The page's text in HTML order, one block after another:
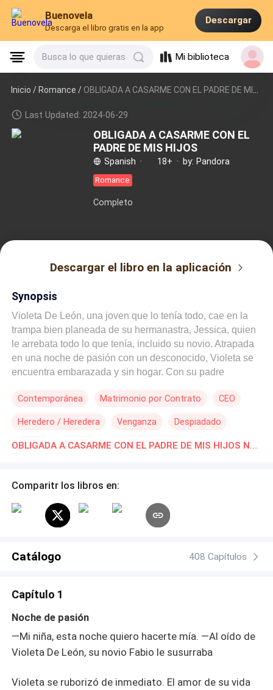
Buenovela
Descarga el libro gratis en la app
Descargar
Busca lo que quieras Mi biblioteca
Inicio /Romance / OBLIGADA A CASARME CON EL PADRE DE MIS HIJOS
Last Updated: 2024-06-29
OBLIGADA A CASARME CON EL
PADRE DE MIS HIJOS
Spanish · 18+ · by: Pandora
Romance
Completo
Descargar el libro en la aplicación
Synopsis
Violeta De León, una joven que lo tenía todo, cae en la
trampa bien planeada de su hermanastra, Jessica, quien
le arrebata todo lo que tenía, incluido su novio. Atrapada
en una noche de pasión con un desconocido, Violeta se
encuentra embarazada y sin hogar. Con su padre
vida y convertirse en otra mujer. Mientras tanto, Danilo
pudo olvidarla y ha estado buscándola desde entonces.
¿Qué pasará cuando Danilo finalmente la encuentre y la
obligado? Danilo y Violeta, Una historia de amor y
vilo hasta el final
Contemporánea Matrimonio por Contrato CEO
Heredero / Heredera Venganza Despiadado
Drama Traición Romance oscuro OBLIGADA A CASARME CON EL PADRE DE MIS HIJOS Novelas Online Descarga gratuita de PDF
Comparitr los libros en:
Catálogo 408 Capítulos
Capítulo 1
Noche de pasión
—Mi niña, esta noche quiero hacerte mía. —Al oído de
Violeta De León, su novio Fabio le susurraba
Violeta se ruborizó de inmediato. El amor de su vida